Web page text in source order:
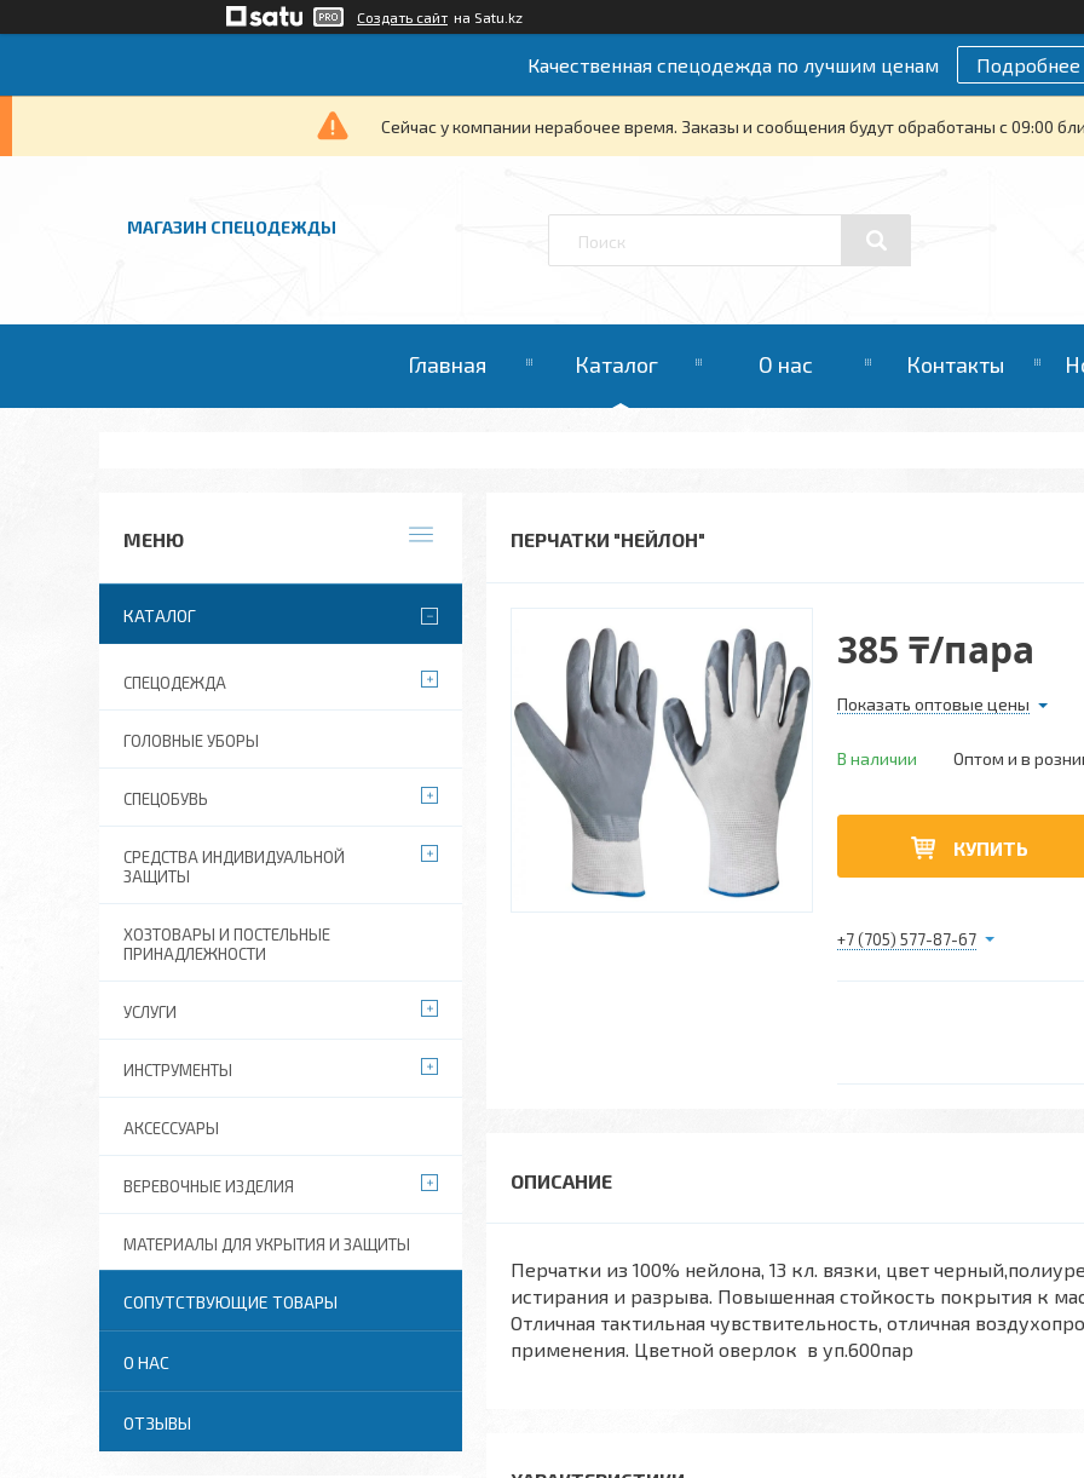
Создать сайт на Satu.kz
Качественная спецодежда по лучшим ценам Подробнее
Сейчас у компании нерабочее время. Заказы и сообщения будут обработаны с 09:00
МАГАЗИН СПЕЦОДЕЖДЫ
Главная Каталог О нас Контакты
ПЕРЧАТКИ "НЕЙЛОН"
385 ₸/пара
Показать оптовые цены
В наличии Оптом и в
КУПИТЬ
+7 (705) 577-87-67
Перчатки из 100% нейлона, 13 кл. вязки, цвет
истирания и разрыва. Повышенная стойкость покрытия к
Отличная тактильная чувствительность, отличная
применения. Цветной оверлок в уп.600пар
КАТАЛОГ
СПЕЦОДЕЖДА
ГОЛОВНЫЕ УБОРЫ
СПЕЦОБУВЬ
СРЕДСТВА ИНДИВИДУАЛЬНОЙ
ЗАЩИТЫ
ХОЗТОВАРЫ И ПОСТЕЛЬНЫЕ
ПРИНАДЛЕЖНОСТИ
УСЛУГИ
ИНСТРУМЕНТЫ
АКСЕССУАРЫ
ВЕРЕВОЧНЫЕ ИЗДЕЛИЯ
МАТЕРИАЛЫ ДЛЯ УКРЫТИЯ И ЗАЩИТЫ
СОПУТСТВУЮЩИЕ ТОВАРЫ
О НАС
ОТЗЫВЫ